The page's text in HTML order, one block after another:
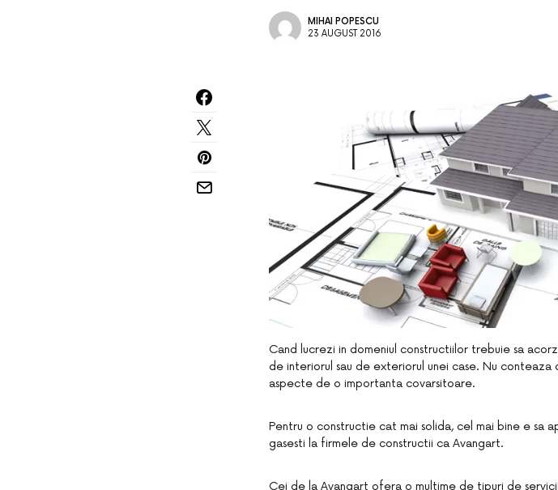
MIHAI POPESCU
23 AUGUST 2016
Cand lucrezi in domeniul constructiilor trebuie sa
de interiorul sau de exteriorul unei case. Nu conteaza
aspecte de o importanta covarsitoare.
Pentru o constructie cat mai solida, cel mai bine e sa
gasesti la firmele de constructii ca Avangart.
Cei de la Avangart ofera o multime de tipuri de